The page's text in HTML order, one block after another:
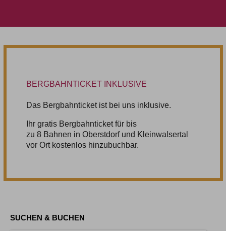
BERGBAHNTICKET INKLUSIVE
Das Bergbahnticket ist bei uns inklusive.
Ihr gratis Bergbahnticket für bis
zu 8 Bahnen in Oberstdorf und Kleinwalsertal
vor Ort kostenlos hinzubuchbar.
SUCHEN & BUCHEN